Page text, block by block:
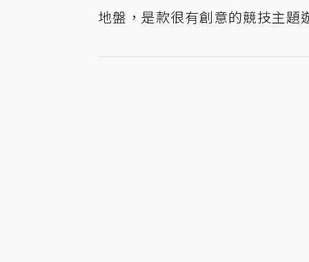
地盤，是款很有創意的競技主題